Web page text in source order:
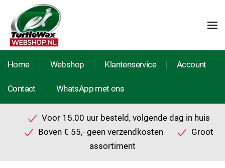
Home Webshop Klantenservice Account
Contact WhatsApp met ons
Voor 15.00 uur besteld, volgende dag in huis
Boven € 55,- geen verzendkosten
Groot
assortiment